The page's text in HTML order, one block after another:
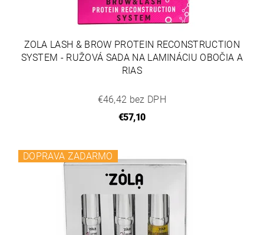
ZOLA LASH & BROW PROTEIN RECONSTRUCTION
SYSTEM - RUŽOVÁ SADA NA LAMINÁCIU OBOČIA A
RIAS
€46,42 bez DPH
€57,10
DOPRAVA ZADARMO